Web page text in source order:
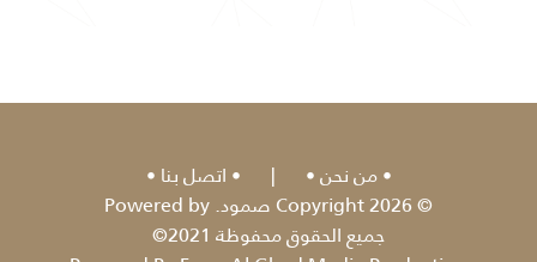
من نحن |
اتصل بنا
© 2026 Copyright صمود. Powered by
جميع الحقوق محفوظة 2021©